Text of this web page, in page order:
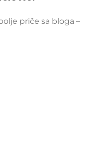
priče sa bloga –